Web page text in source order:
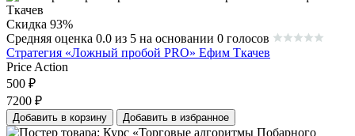
Скидка 93%
Средняя оценка 0.0 из 5 на основании 0 голосов
Стратегия «Ложный пробой PRO» Ефим Ткачев
Price Action
500 ₽
7200 ₽
Добавить в корзину Добавить в избранное